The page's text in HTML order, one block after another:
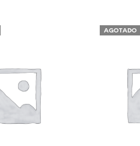
AGOTADO